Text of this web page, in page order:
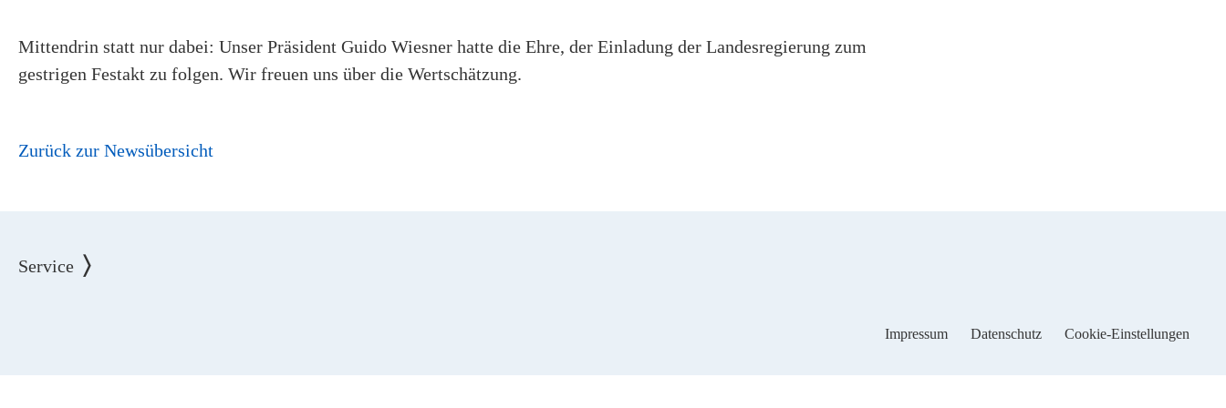
Mittendrin statt nur dabei: Unser Präsident Guido Wiesner hatte die Ehre, der Einladung der Landesregierung zum
gestrigen Festakt zu folgen. Wir freuen uns über die Wertschätzung.
Zurück zur Newsübersicht
Service
Impressum Datenschutz Cookie-Einstellungen